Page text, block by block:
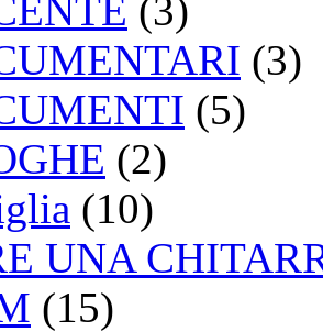
(3)
(3)
(5)
(2)
(10)
UNA
(15)